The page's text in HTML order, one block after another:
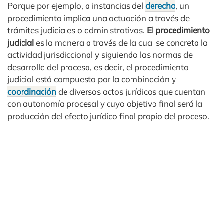
Porque por ejemplo, a instancias del derecho, un
procedimiento implica una actuación a través de
trámites judiciales o administrativos. El procedimiento
judiciales la manera a través de la cual se concreta la
actividad jurisdiccional y siguiendo las normas de
desarrollo del proceso, es decir, el procedimiento
judicial está compuesto por la combinación y
coordinaciónde diversos actos jurídicos que cuentan
con autonomía procesal y cuyo objetivo final será la
producción del efecto jurídico final propio del proceso.